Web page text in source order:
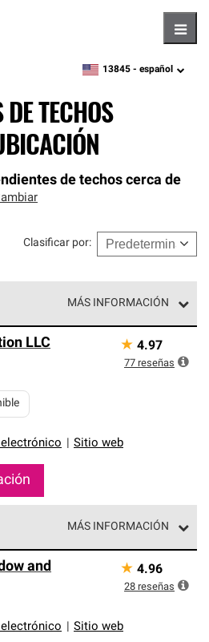
zipcode,language
13845 - español
TECHOS
de techos cerca de
Clasificar por:
MÁS INFORMACIÓN
superior de nuestra red
estándares estrictos de
nuestra mejor garantía de
LLC
Sitio web
★ 4.97
77 reseñas
MÁS INFORMACIÓN
de profesionales de techos
y requisitos estrictos
and
Sitio web
★ 4.96
28 reseñas